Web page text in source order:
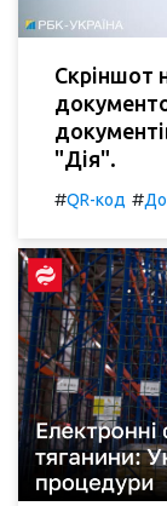
Скріншот
"Дія".
#QR-код #